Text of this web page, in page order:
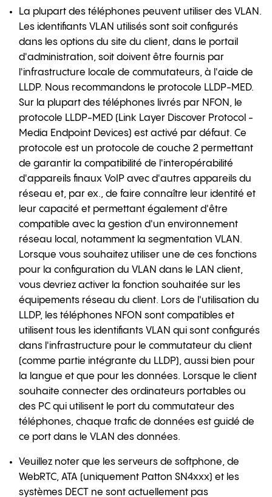
La plupart des téléphones peuvent utiliser des VLAN.
Les identifiants VLAN utilisés sont soit configurés
dans les options du site du client, dans le portail
d'administration, soit doivent être fournis par
l'infrastructure locale de commutateurs, à l'aide de
LLDP. Nous recommandons le protocole LLDP-MED.
Sur la plupart des téléphones livrés par NFON, le
protocole LLDP-MED (Link Layer Discover Protocol -
Media Endpoint Devices) est activé par défaut. Ce
protocole est un protocole de couche 2 permettant
de garantir la compatibilité de l'interopérabilité
d'appareils finaux VoIP avec d'autres appareils du
réseau et, par ex., de faire connaître leur identité et
leur capacité et permettant également d'être
compatible avec la gestion d'un environnement
réseau local, notamment la segmentation VLAN.
Lorsque vous souhaitez utiliser une de ces fonctions
pour la configuration du VLAN dans le LAN client,
vous devriez activer la fonction souhaitée sur les
équipements réseau du client. Lors de l'utilisation du
LLDP, les téléphones NFON sont compatibles et
utilisent tous les identifiants VLAN qui sont configurés
dans l'infrastructure pour le commutateur du client
(comme partie intégrante du LLDP), aussi bien pour
la langue et que pour les données. Lorsque le client
souhaite connecter des ordinateurs portables ou
des PC qui utilisent le port du commutateur des
téléphones, chaque trafic de données est guidé de
ce port dans le VLAN des données.
Veuillez noter que les serveurs de softphone, de
WebRTC, ATA (uniquement Patton SN4xxx) et les
systèmes DECT ne sont actuellement pas